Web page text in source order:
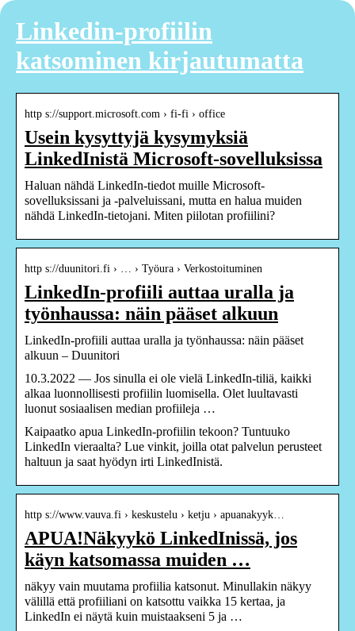
Linkedin-profiilin
katsominen kirjautumatta
http s://support.microsoft.com › fi-fi › office
Usein kysyttyjä kysymyksiä
LinkedInistä Microsoft-sovelluksissa
Haluan nähdä LinkedIn-tiedot muille Microsoft-
sovelluksissani ja -palveluissani, mutta en halua muiden
nähdä LinkedIn-tietojani. Miten piilotan profiilini?
http s://duunitori.fi › … › Työura › Verkostoituminen
LinkedIn-profiili auttaa uralla ja
työnhaussa: näin pääset alkuun
LinkedIn-profiili auttaa uralla ja työnhaussa: näin pääset
alkuun – Duunitori
10.3.2022 — Jos sinulla ei ole vielä LinkedIn-tiliä, kaikki
alkaa luonnollisesti profiilin luomisella. Olet luultavasti
luonut sosiaalisen median profiileja …
Kaipaatko apua LinkedIn-profiilin tekoon? Tuntuuko
LinkedIn vieraalta? Lue vinkit, joilla otat palvelun perusteet
haltuun ja saat hyödyn irti LinkedInistä.
http s://www.vauva.fi › keskustelu › ketju › apuanakyyk…
APUA!Näkyykö LinkedInissä, jos
käyn katsomassa muiden …
näkyy vain muutama profiilia katsonut. Minullakin näkyy
välillä että profiiliani on katsottu vaikka 15 kertaa, ja
LinkedIn ei näytä kuin muistaakseni 5 ja …